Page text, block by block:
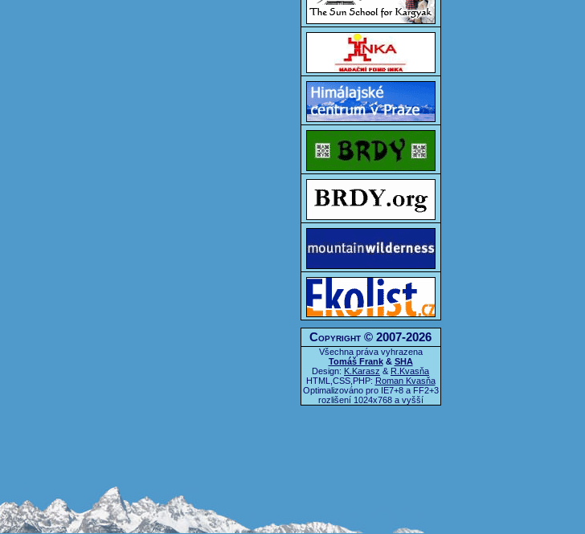
Copyright © 2007-2026
Všechna práva vyhrazena
Tomáš Frank& SHA
Design: K.Karasz & R.Kvasňa
HTML,CSS,PHP: Roman Kvasňa
Optimalizováno pro IE7+8 a FF2+3
rozlišení 1024x768 a vyšší